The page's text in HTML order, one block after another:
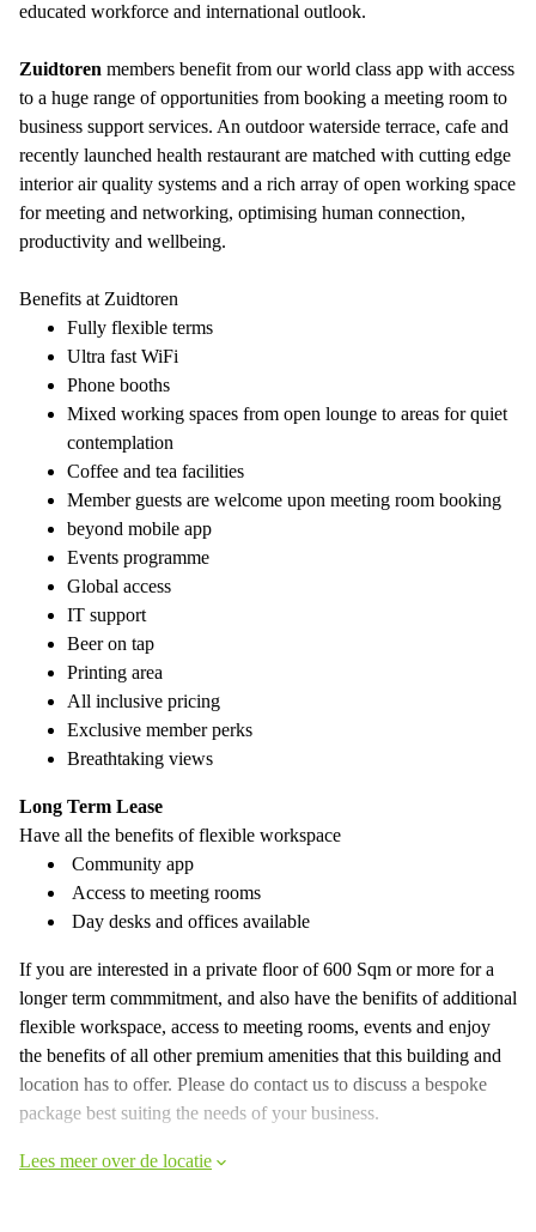
educated workforce and international outlook.
Zuidtoren members benefit from our world class app with access
to a huge range of opportunities from booking a meeting room to
business support services. An outdoor waterside terrace, cafe and
recently launched health restaurant are matched with cutting edge
interior air quality systems and a rich array of open working space
for meeting and networking, optimising human connection,
productivity and wellbeing.
Benefits at Zuidtoren
Fully flexible terms
Ultra fast WiFi
Phone booths
Mixed working spaces from open lounge to areas for quiet
contemplation
Coffee and tea facilities
Member guests are welcome upon meeting room booking
beyond mobile app
Events programme
Global access
IT support
Beer on tap
Printing area
All inclusive pricing
Exclusive member perks
Breathtaking views
Long Term Lease
Have all the benefits of flexible workspace
Community app
Access to meeting rooms
Day desks and offices available
If you are interested in a private floor of 600 Sqm or more for a
longer term commmitment, and also have the benifits of additional
flexible workspace, access to meeting rooms, events and enjoy
the benefits of all other premium amenities that this building and
location has to offer. Please do contact us to discuss a bespoke
package best suiting the needs of your business.
Lees meer over de locatie